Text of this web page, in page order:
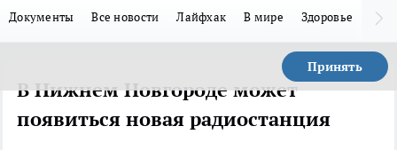
Документы Все новости Лайфхак В мире Здоровье
Принять
В Нижнем Новгороде может
появиться новая радиостанция